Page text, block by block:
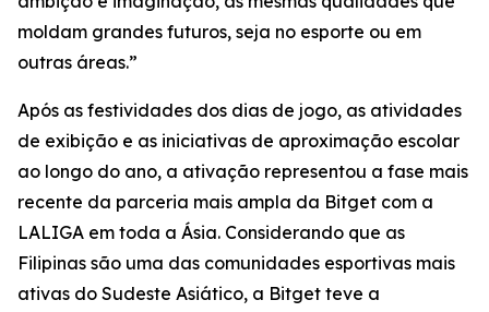
moldam grandes futuros, seja no esporte ou em
outras áreas.”
Após as festividades dos dias de jogo, as atividades
de exibição e as iniciativas de aproximação escolar
ao longo do ano, a ativação representou a fase mais
recente da parceria mais ampla da Bitget com a
LALIGA em toda a Ásia. Considerando que as
Filipinas são uma das comunidades esportivas mais
ativas do Sudeste Asiático, a Bitget teve a